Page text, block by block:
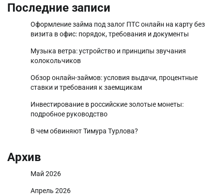
Последние записи
Оформление займа под залог ПТС онлайн на карту без
визита в офис: порядок, требования и документы
Музыка ветра: устройство и принципы звучания
колокольчиков
Обзор онлайн-займов: условия выдачи, процентные
ставки и требования к заемщикам
Инвестирование в российские золотые монеты:
подробное руководство
В чем обвиняют Тимура Турлова?
Архив
Май 2026
Апрель 2026